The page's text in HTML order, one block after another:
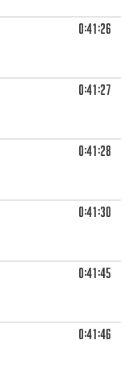
0:41:26
0:41:27
0:41:28
0:41:30
0:41:45
0:41:46